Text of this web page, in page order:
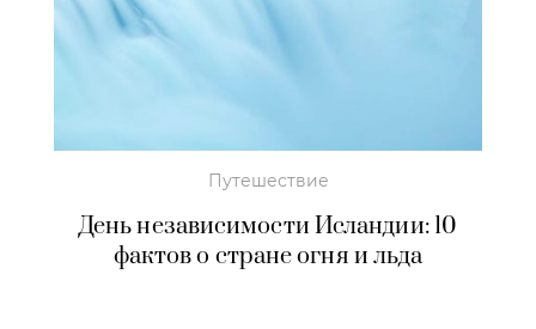
Путешествие
День независимости Исландии: 10
фактов о стране огня и льда